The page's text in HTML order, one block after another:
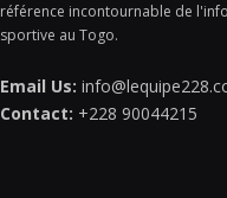
référence incontournable de
sportive au Togo.
Email Us:
Contact: +228 90044215